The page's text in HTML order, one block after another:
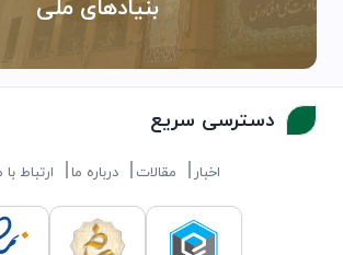
دسترسی سریع
اخبار مقالات درباره ما ارتباط با